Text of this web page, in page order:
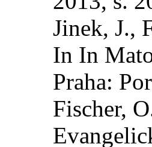
Jinek, J.,
In In
Praha:
Fischer,